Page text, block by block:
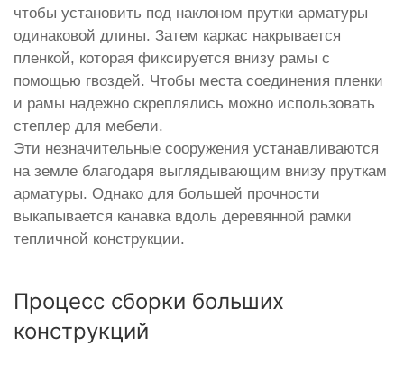
чтобы установить под наклоном прутки арматуры
одинаковой длины. Затем каркас накрывается
пленкой, которая фиксируется внизу рамы с
помощью гвоздей. Чтобы места соединения пленки
и рамы надежно скреплялись можно использовать
степлер для мебели.
Эти незначительные сооружения устанавливаются
на земле благодаря выглядывающим внизу пруткам
арматуры. Однако для большей прочности
выкапывается канавка вдоль деревянной рамки
тепличной конструкции.
Процесс сборки больших
конструкций